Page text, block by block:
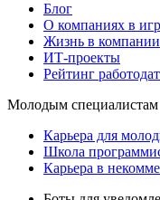
Блог
О компаниях в
Жизнь в компании
ИТ-проекты
Рейтинг
Молодым специалистам
Карьера для
Школа
Карьера в